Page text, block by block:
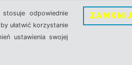
odpowiednie
ułatwić korzystanie
ustawienia swojej
ZAMKNIJ